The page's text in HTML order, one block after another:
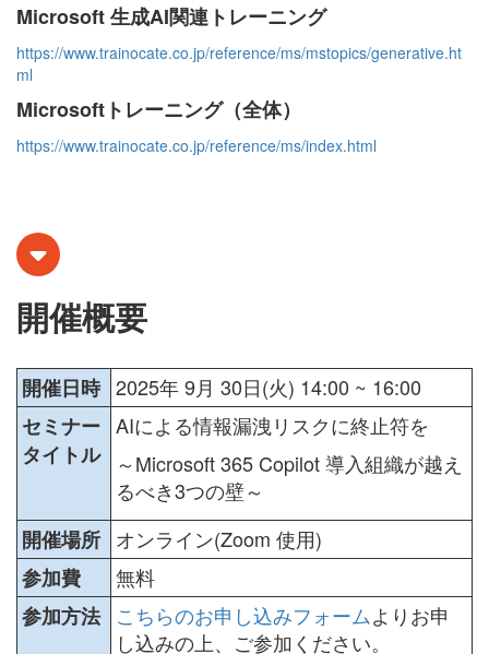
Microsoft 生成AI関連トレーニング
https://www.trainocate.co.jp/reference/ms/mstopics/generative.ht
ml
Microsoftトレーニング（全体）
https://www.trainocate.co.jp/reference/ms/index.html
開催概要
開催日時 2025年 9月 30日(火) 14:00 ~ 16:00
セミナー
タイトル
AIによる情報漏洩リスクに終止符を
～Microsoft 365 Copilot 導入組織が越え
るべき3つの壁～
開催場所 オンライン(Zoom 使用)
参加費
無料
参加方法
こちらのお申し込みフォームよりお申
し込みの上、ご参加ください。